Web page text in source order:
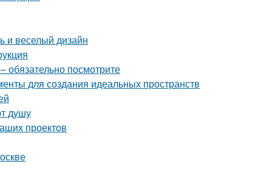
и веселый дизайн
посмотрите
для создания идеальных пространств
душу
проектов